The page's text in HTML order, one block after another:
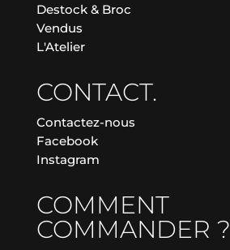
Destock & Broc
Vendus
L'Atelier
CONTACT.
Contactez-nous
Facebook
Instagram
COMMENT
COMMANDER ?